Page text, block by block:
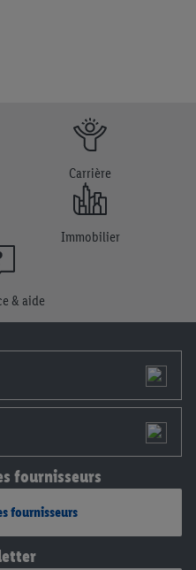
Carrière
Immobilier
& aide
fournisseurs
fournisseurs